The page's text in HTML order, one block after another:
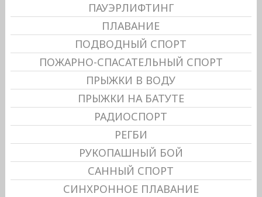
ПАУЭРЛИФТИНГ
ПЛАВАНИЕ
ПОДВОДНЫЙ СПОРТ
ПОЖАРНО-СПАСАТЕЛЬНЫЙ СПОРТ
ПРЫЖКИ В ВОДУ
ПРЫЖКИ НА БАТУТЕ
РАДИОСПОРТ
РЕГБИ
РУКОПАШНЫЙ БОЙ
САННЫЙ СПОРТ
СИНХРОННОЕ ПЛАВАНИЕ